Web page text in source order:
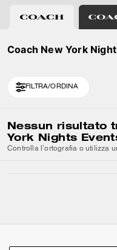
Coach New York
FILTRA/ORDINA
Nessun risultato
York Nights
Controlla l’ortografia o utilizza